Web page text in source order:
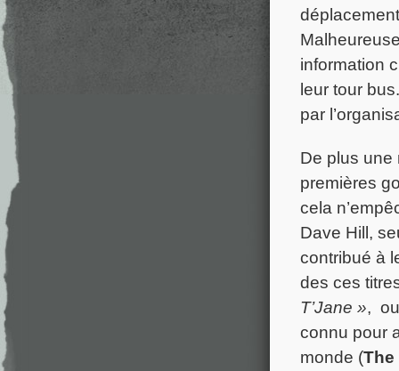
information
leur tour
par
De plus une
premières
cela
Dave Hill,
contribué à
des ces
T’Jane »,
connu pour
monde (The